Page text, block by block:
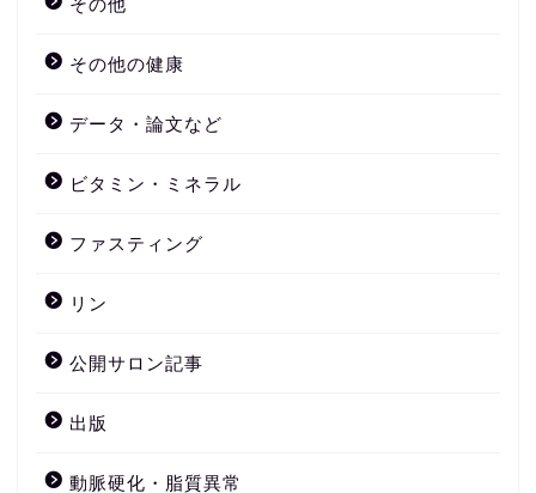
その他の健康
データ・論文など
ビタミン・ミネラル
ファスティング
リン
公開サロン記事
出版
動脈硬化・脂質異常